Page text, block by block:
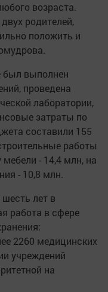
возраста.
родителей,
положить и
был выполнен
проведена
лаборатории,
затраты по
составили 155
работы
- 14,4 млн, на
- 10,8 млн.
лет в
работа в сфере
2260 медицинских
учреждений
на